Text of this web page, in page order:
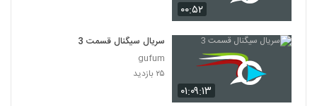
۰۰:۵۲
۰۱:۰۹:۱۳
سریال سیگنال قسمت 3
gufum
۲۵ بازدید